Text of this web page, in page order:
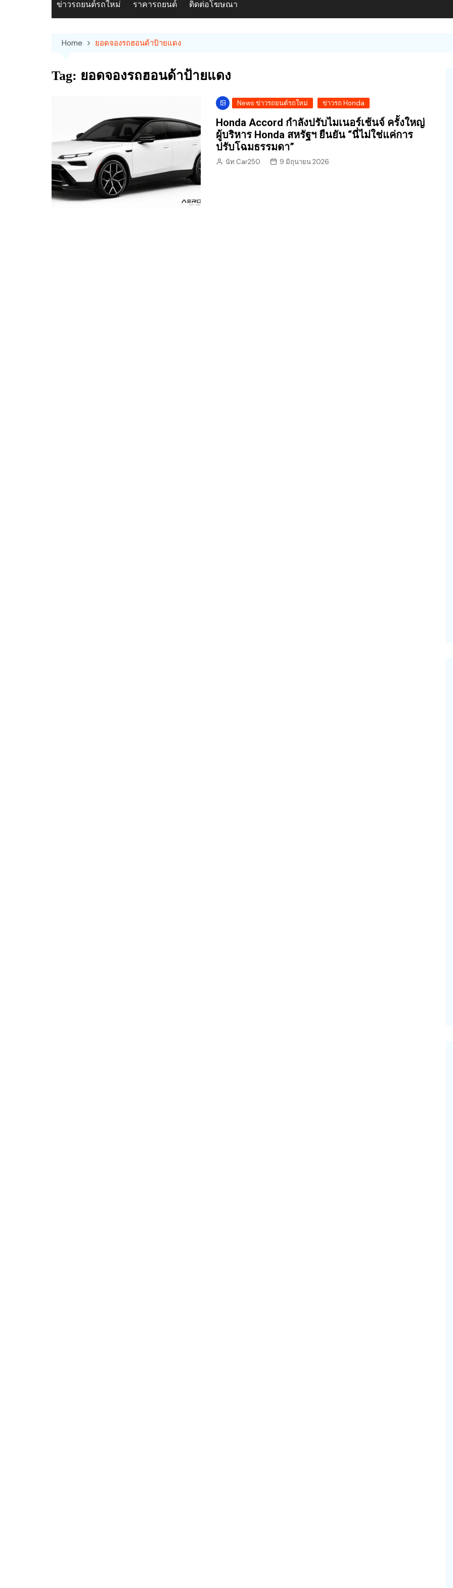
ข่าวรถยนต์รถใหม่ ราคารถยนต์ ติดต่อโฆษณา
Home ยอดจองรถฮอนด้าป้ายแดง
Tag: ยอดจองรถฮอนด้าป้ายแดง
News ข่าวรถยนต์รถใหม่ ข่าวรถ Honda
Honda Accord กำลังปรับไมเนอร์เช้นจ์ ครั้งใหญ่
ผู้บริหาร Honda สหรัฐฯ ยืนยัน “นี่ไม่ใช่แค่การ
ปรับโฉมธรรมดา”
นัท Car250 9 มิถุนายน 2026